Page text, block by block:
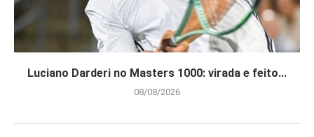
Luciano Darderi no Masters 1000: virada e feito...
08/08/2026